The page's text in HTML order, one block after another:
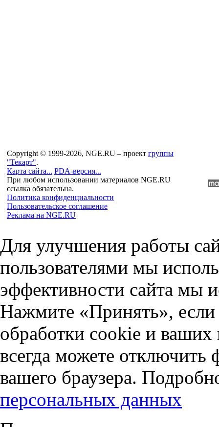
Copyright © 1999-2026, NGE.RU – проект группы
"Текарт".
Карта сайта... PDA-версия...
При любом использовании материалов NGE.RU
ссылка обязательна.
Политика конфиденциальности
Пользовательское соглашение
Реклама на NGE.RU
Для улучшения работы
пользователями мы
эффективности сайта мы
Нажмите «Принять», если
обработки cookie и
всегда можете отключить
вашего браузера.
персональных данных